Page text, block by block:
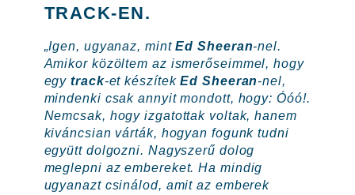
TRACK-EN.
„Igen, ugyanaz, mintEd Sheeran-nel.
Amikor közöltem az ismerőseimmel, hogy
egytrack-et készítekEd Sheeran-nel,
mindenki csak annyit mondott, hogy: Óóó!.
Nemcsak, hogy izgatottak voltak, hanem
kiváncsian várták, hogyan fogunk tudni
együtt dolgozni. Nagyszerű dolog
meglepni az embereket. Ha mindig
ugyanazt csinálod, amit az emberek